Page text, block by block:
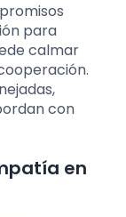
para
calmar
con
en